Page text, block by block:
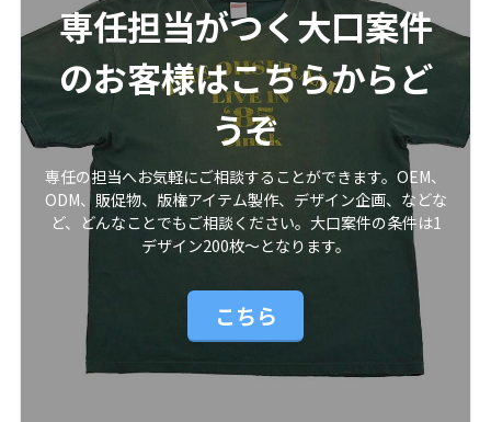
専任担当がつく大口案件
のお客様はこちらからど
うぞ
専任の担当へお気軽にご相談することができます。OEM、
ODM、販促物、版権アイテム製作、デザイン企画、などな
ど、どんなことでもご相談ください。大口案件の条件は1
デザイン200枚〜となります。
こちら